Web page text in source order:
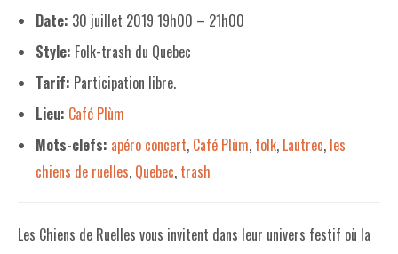
LES FORMULES
LA CARTE
NOS FOURNISSEUR·EUSE·S
LA LIBRAIRIE
UNE LIBRAIRIE INDÉPENDANTE
LES EXPOSITIONS
Date: 30 juillet 2019 19h00 – 21h00
Style: Folk-trash du Quebec
Tarif: Participation libre.
Lieu: Café Plùm
Mots-clefs: apéro concert, Café Plùm, folk, Lautrec, les
chiens de ruelles, Quebec, trash
Les Chiens de Ruelles vous invitent dans leur univers festif où la